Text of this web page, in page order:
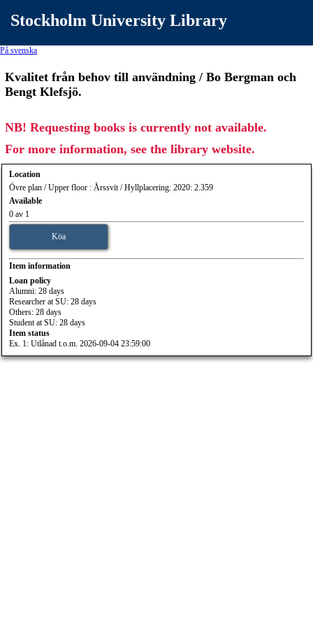
Stockholm University Library
På svenska
Kvalitet från behov till användning / Bo Bergman och
Bengt Klefsjö.
NB! Requesting books is currently not available.
For more information, see the library website.
Location
Övre plan / Upper floor : Årssvit / Hyllplacering: 2020: 2.359
Available
0 av 1
Köa
Item information
Loan policy
Alumni: 28 days
Researcher at SU: 28 days
Others: 28 days
Student at SU: 28 days
Item status
Ex. 1: Utlånad t.o.m. 2026-09-04 23:59:00